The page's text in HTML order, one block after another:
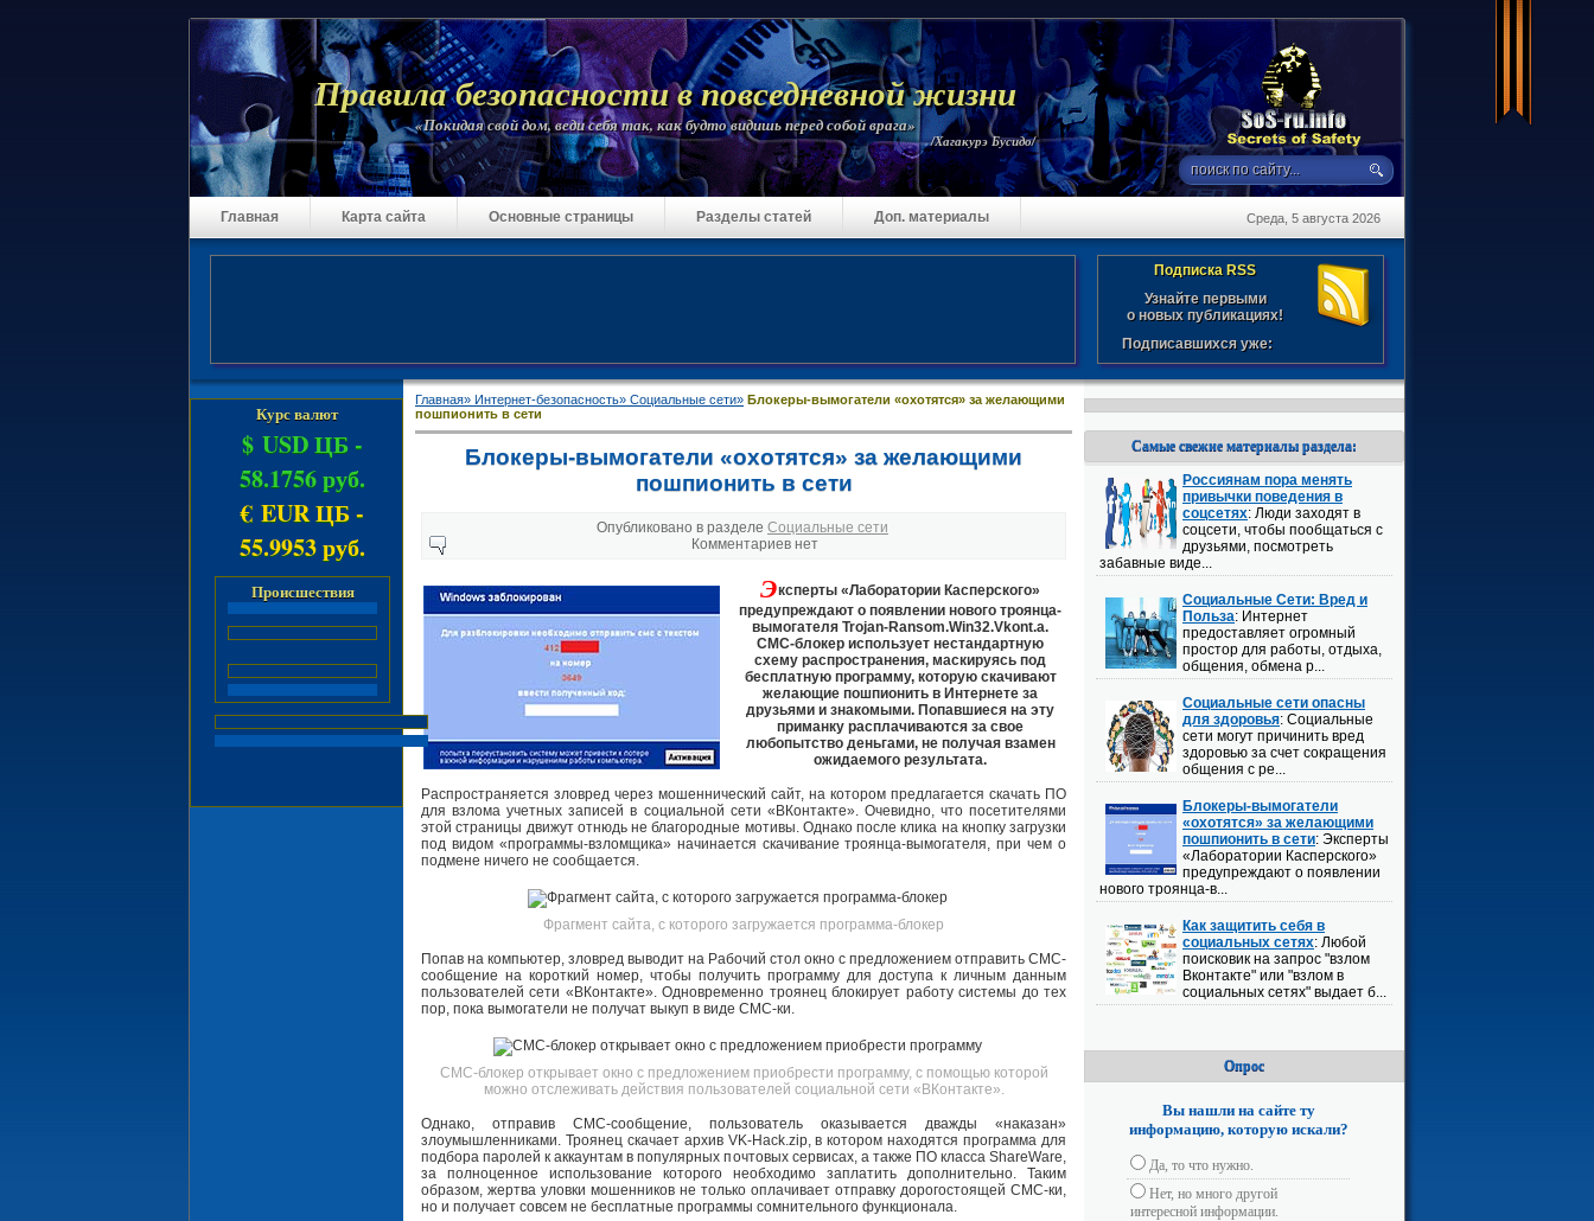
Подписка RSS
Узнайте первыми
о новых публикациях!
Подписавшихся уже:
Главная» Интернет-безопасность» Социальные сети» Блокеры-вымогатели «охотятся» за желающими
пошпионить в сети
Блокеры-вымогатели «охотятся» за желающими
пошпионить в сети
Опубликовано в разделе Социальные сети
Комментариев нет
Эксперты «Лаборатории Касперского»
предупреждают о появлении нового троянца-
вымогателя Trojan-Ransom.Win32.Vkont.a.
СМС-блокер использует нестандартную
схему распространения, маскируясь под
бесплатную программу, которую скачивают
желающие пошпионить в Интернете за
друзьями и знакомыми. Попавшиеся на эту
приманку расплачиваются за свое
любопытство деньгами, не получая взамен
ожидаемого результата.
Распространяется зловред через мошеннический сайт, на котором предлагается скачать ПО
для взлома учетных записей в социальной сети «ВКонтакте». Очевидно, что посетителями
этой страницы движут отнюдь не благородные мотивы. Однако после клика на кнопку загрузки
под видом «программы-взломщика» начинается скачивание троянца-вымогателя, при чем о
подмене ничего не сообщается.
Фрагмент сайта, с которого загружается программа-блокер
Попав на компьютер, зловред выводит на Рабочий стол окно с предложением отправить СМС-
сообщение на короткий номер, чтобы получить программу для доступа к личным данным
пользователей сети «ВКонтакте». Одновременно троянец блокирует работу системы до тех
пор, пока вымогатели не получат выкуп в виде СМС-ки.
СМС-блокер открывает окно с предложением приобрести программу, с помощью которой
можно отслеживать действия пользователей социальной сети «ВКонтакте».
Однако, отправив СМС-сообщение, пользователь оказывается дважды «наказан»
злоумышленниками. Троянец скачает архив VK-Hack.zip, в котором находятся программа для
подбора паролей к аккаунтам в популярных почтовых сервисах, а также ПО класса ShareWare,
за полноценное использование которого необходимо заплатить дополнительно. Таким
образом, жертва уловки мошенников не только оплачивает отправку дорогостоящей СМС-ки,
но и получает совсем не бесплатные программы сомнительного функционала.
Курс валют
$ USD ЦБ -
58.1756 руб.
€ EUR ЦБ -
55.9953 руб.
Происшествия
Самые свежие материалы раздела:
Россиянам пора менять
привычки поведения в
соцсетях: Люди заходят в
соцсети, чтобы пообщаться с
друзьями, посмотреть
забавные виде...
Социальные Сети: Вред и
Польза: Интернет
предоставляет огромный
простор для работы, отдыха,
общения, обмена р...
Социальные сети опасны
для здоровья: Социальные
сети могут причинить вред
здоровью за счет сокращения
общения с ре...
Блокеры-вымогатели
«охотятся» за желающими
пошпионить в сети: Эксперты
«Лаборатории Касперского»
предупреждают о появлении
нового троянца-в...
Как защитить себя в
социальных сетях: Любой
поисковик на запрос "взлом
Вконтакте" или "взлом в
социальных сетях" выдает б...
Опрос
Вы нашли на сайте ту
информацию, которую искали?
Да, то что нужно.
Нет, но много другой
интересной информации.
Правила безопасности в повседневной жизни
«Покидая свой дом, веди себя так, как будто видишь перед собой врага»
/Хагакурэ Бусидо/
Главная Карта сайта Основные страницы Разделы статей Доп. материалы Среда, 5 августа 2026